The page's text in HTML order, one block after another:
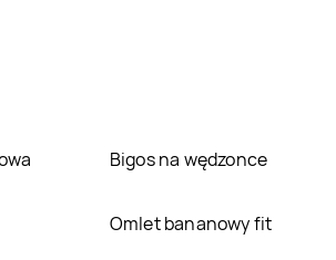
Bigos na wędzonce
Omlet bananowy fit